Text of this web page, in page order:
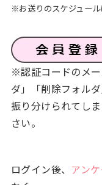
※お送りのスケジュール
※認証コードのメ
ダ」「削除フォル
振り分けられてし
さい。
ログイン後、 アン